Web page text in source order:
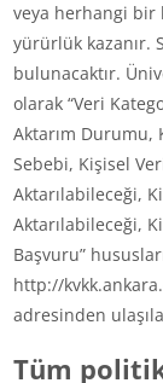
veya herhangi bir
yürürlük kazanır.
bulunacaktır.
olarak “Veri
Aktarım Durumu,
Sebebi, Kişisel
Aktarılabileceği,
Aktarılabileceği,
Başvuru”
http://
adresinden
Tüm